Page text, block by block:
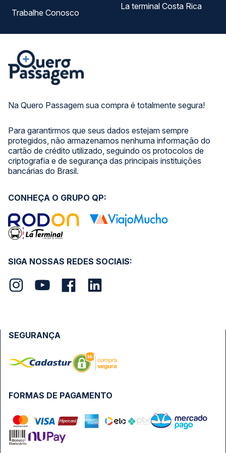
Na Quero Passagem sua compra é totalmente segura!
Para garantirmos que seus dados estejam sempre
protegidos, não armazenamos nenhuma informação do
cartão de crédito utilizado, seguindo os protocolos de
criptografia e de segurança das principais instituições
bancárias do Brasil.
Trabalhe Conosco
La terminal Costa Rica
SIGA NOSSAS REDES SOCIAIS:
CONHEÇA O GRUPO QP:
FORMAS DE PAGAMENTO
SEGURANÇA